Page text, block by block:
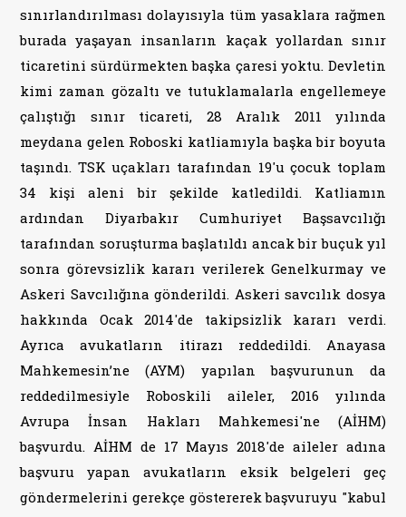
sınırlandırılması dolayısıyla tüm yasaklara rağmen
burada yaşayan insanların kaçak yollardan sınır
ticaretini sürdürmekten başka çaresi yoktu. Devletin
kimi zaman gözaltı ve tutuklamalarla engellemeye
çalıştığı sınır ticareti, 28 Aralık 2011 yılında
meydana gelen Roboski katliamıyla başka bir boyuta
taşındı. TSK uçakları tarafından 19'u çocuk toplam
34 kişi aleni bir şekilde katledildi. Katliamın
ardından Diyarbakır Cumhuriyet Başsavcılığı
tarafından soruşturma başlatıldı ancak bir buçuk yıl
sonra görevsizlik kararı verilerek Genelkurmay ve
Askeri Savcılığına gönderildi. Askeri savcılık dosya
hakkında Ocak 2014'de takipsizlik kararı verdi.
Ayrıca avukatların itirazı reddedildi. Anayasa
Mahkemesin’ne (AYM) yapılan başvurunun da
reddedilmesiyle Roboskili aileler, 2016 yılında
Avrupa İnsan Hakları Mahkemesi'ne (AİHM)
başvurdu. AİHM de 17 Mayıs 2018'de aileler adına
başvuru yapan avukatların eksik belgeleri geç
göndermelerini gerekçe göstererek başvuruyu "kabul